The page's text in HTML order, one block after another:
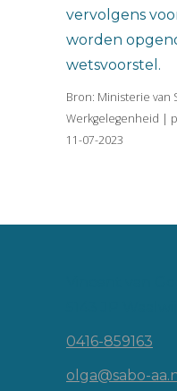
vervolgens
worden
wetsvoorstel.
Bron: Ministerie van
Werkgelegenheid |
11-07-2023
0416-859163
olga@sabo-